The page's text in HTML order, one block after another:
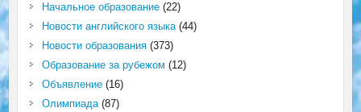
Начальное образование(22)
Новости английского языка(44)
Новости образования(373)
Образование за рубежом (12)
Объявление(16)
Олимпиада(87)